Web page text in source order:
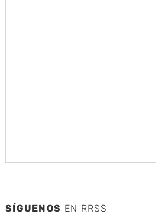
SÍGUENOS EN RRSS